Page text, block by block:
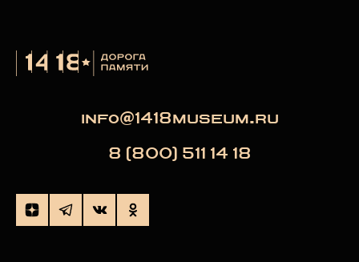
info@1418museum.ru
8 (800) 511 14 18